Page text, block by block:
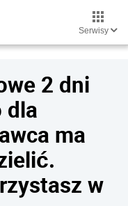
Serwisy
2 dni
dla
ma
w